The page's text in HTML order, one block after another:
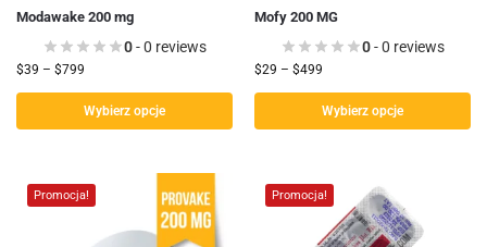
Modawake 200 mg
0- 0 reviews
$39 – $799
Wybierz opcje
Mofy 200 MG
0- 0 reviews
$29 – $499
Wybierz opcje
Promocja! Promocja!